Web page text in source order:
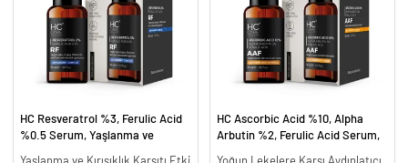
HC Resveratrol %3, Ferulic Acid
%0.5 Serum, Yaşlanma ve
HC Ascorbic Acid %10, Alpha
Arbutin %2, Ferulic Acid Serum,